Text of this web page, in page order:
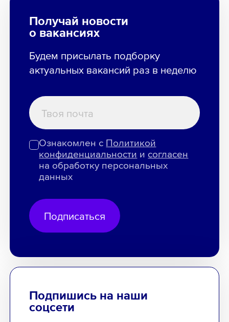
Получай новости
о вакансиях
Будем присылать подборку
актуальных вакансий раз в неделю
Ознакомлен с Политикой
конфиденциальности и согласен
на обработку персональных
данных
Подписаться
Подпишись на наши
соцсети